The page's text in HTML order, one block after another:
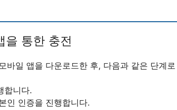
을 통한 충전
바일 앱을 다운로드한 후, 다음과 같은 단계
합니다.
인 인증을 진행합니다.